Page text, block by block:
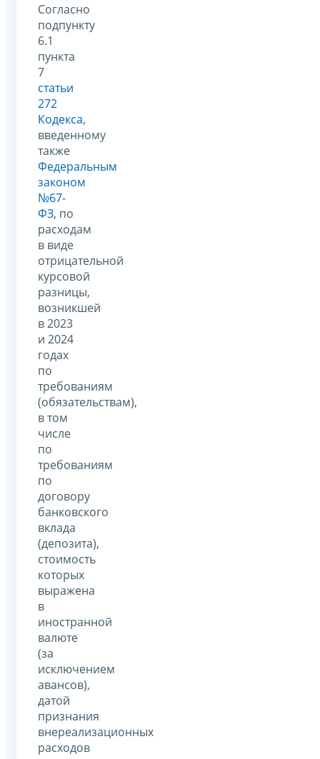
Согласно
подпункту
6.1
пункта
7
статьи
272
Кодекса,
введенному
также
Федеральным
законом
№67-
ФЗ, по
расходам
в виде
отрицательной
курсовой
разницы,
возникшей
в 2023
и 2024
годах
по
требованиям
(обязательствам),
в том
числе
по
требованиям
по
договору
банковского
вклада
(депозита),
стоимость
которых
выражена
в
иностранной
валюте
(за
исключением
авансов),
датой
признания
внереализационных
расходов